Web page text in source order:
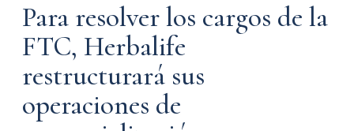
Para resolver los cargos de la
FTC, Herbalife
restructurará sus
operaciones de